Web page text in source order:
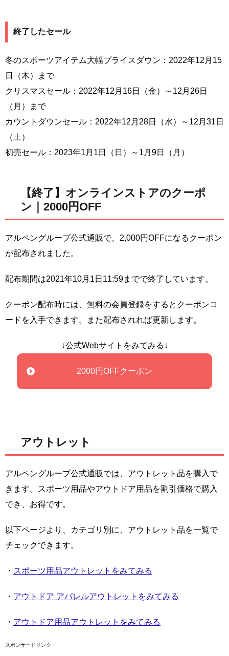
終了したセール
冬のスポーツアイテム大幅プライスダウン：2022年12月15
日（木）まで
クリスマスセール：2022年12月16日（金）～12月26日
（月）まで
カウントダウンセール：2022年12月28日（水）～12月31日
（土）
初売セール：2023年1月1日（日）～1月9日（月）
【終了】オンラインストアのクーポ
ン｜2000円OFF
アルペングループ公式通販で、2,000円OFFになるクーポン
が配布されました。
配布期間は2021年10月1日11:59までで終了しています。
クーポン配布時には、無料の会員登録をするとクーポンコ
ードを入手できます。また配布されれば更新します。
↓公式Webサイトをみてみる↓
2000円OFFクーポン
アウトレット
アルペングループ公式通販では、アウトレット品を購入で
きます。スポーツ用品やアウトドア用品を割引価格で購入
でき、お得です。
以下ページより、カテゴリ別に、アウトレット品を一覧で
チェックできます。
・ スポーツ用品アウトレットをみてみる
・ アウトドア アパレルアウトレットをみてみる
・ アウトドア用品アウトレットをみてみる
スポンサードリンク